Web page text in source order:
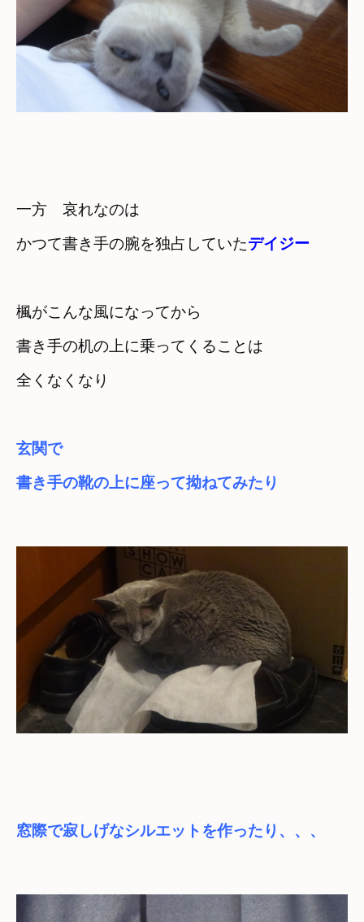
一方　哀れなのは
かつて書き手の腕を独占していたデイジー
楓がこんな風になってから
書き手の机の上に乗ってくることは
全くなくなり
玄関で
書き手の靴の上に座って拗ねてみたり
窓際で寂しげなシルエットを作ったり、、、